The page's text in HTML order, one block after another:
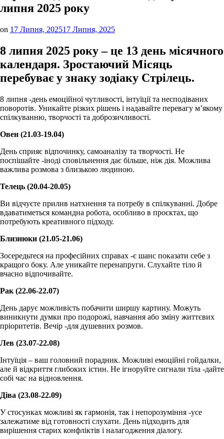
липня 2025 року
on 17 Липня, 202517 Липня, 2025
8 липня 2025 року – це 13 день місячного
календаря. Зростаючий Місяць
перебуває у знаку зодіаку Стрілець.
8 липня -день емоційної чутливості, інтуїції та несподіваних
поворотів. Уникайте різких рішень і надавайте перевагу м’якому
спілкуванню, творчості та доброзичливості.
Овен (21.03-19.04)
День сприяє відпочинку, самоаналізу та творчості. Не
поспішайте -іноді сповільнення дає більше, ніж дія. Можлива
важлива розмова з близькою людиною.
Телець (20.04-20.05)
Ви відчуєте прилив натхнення та потребу в спілкуванні. Добре
вдаватиметься командна робота, особливо в проєктах, що
потребують креативного підходу.
Близнюки (21.05-21.06)
Зосередьтеся на професійних справах -є шанс показати себе з
кращого боку. Але уникайте перенапруги. Слухайте тіло й
вчасно відпочивайте.
Рак (22.06-22.07)
День дарує можливість побачити ширшу картину. Можуть
виникнути думки про подорожі, навчання або зміну життєвих
пріоритетів. Вечір -для душевних розмов.
Лев (23.07-22.08)
Інтуїція – ваш головний порадник. Можливі емоційні гойдалки,
але й відкриття глибоких істин. Не ігноруйте сигнали тіла -дайте
собі час на відновлення.
Діва (23.08-22.09)
У стосунках можливі як гармонія, так і непорозуміння -усе
залежатиме від готовності слухати. День підходить для
вирішення старих конфліктів і налагодження діалогу.